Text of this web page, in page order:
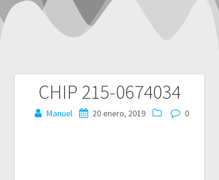
CHIP 215-0674034
Manuel 20 enero, 2019 0
Navegación